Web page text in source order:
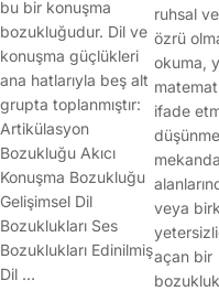
bu bir konuşma
bozukluğudur. Dil ve
konuşma güçlükleri
ana hatlarıyla beş alt
grupta toplanmıştır:
Artikülasyon
Bozukluğu Akıcı
Konuşma Bozukluğu
Gelişimsel Dil
Bozuklukları Ses
Bozuklukları Edinilmiş
Dil …
ruhsal
özrü
okuma,
ifade
veya
açan bir